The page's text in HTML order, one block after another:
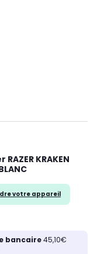
KRAKEN
votre appareil
bancaire45,10€